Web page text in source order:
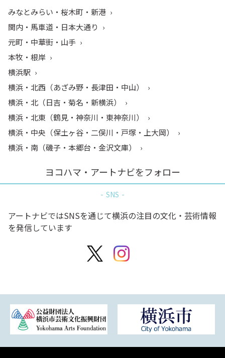
みなとみらい・桜木町・新港
関内・馬車道・日本大通り
元町・中華街・山手
本牧・根岸
横浜駅
横浜・北西（あざみ野・長津田・中山）
横浜・北（日吉・菊名・新横浜）
横浜・北東（鶴見・神奈川・東神奈川）
横浜・中央（保土ヶ谷・二俣川・戸塚・上大岡）
横浜・南（磯子・本郷台・金沢文庫）
ヨコハマ・アートナビをフォロー
SNS
アートナビではSNSを通じて横浜の注目の文化・芸術情報
を発信しています